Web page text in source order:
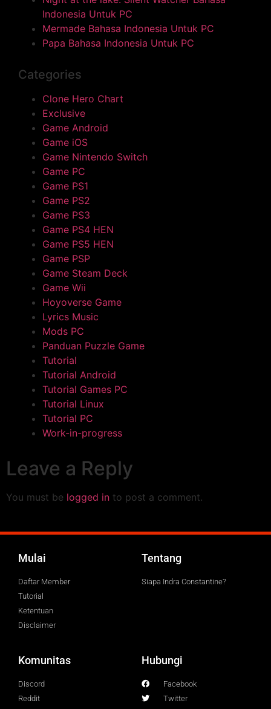
Indonesia Untuk PC
Mermade Bahasa Indonesia Untuk PC
Papa Bahasa Indonesia Untuk PC
Categories
Clone Hero Chart
Exclusive
Game Android
Game iOS
Game Nintendo Switch
Game PC
Game PS1
Game PS2
Game PS3
Game PS4 HEN
Game PS5 HEN
Game PSP
Game Steam Deck
Game Wii
Hoyoverse Game
Lyrics Music
Mods PC
Panduan Puzzle Game
Tutorial
Tutorial Android
Tutorial Games PC
Tutorial Linux
Tutorial PC
Work-in-progress
Leave a Reply
You must be logged in to post a comment.
Mulai
Daftar Member
Tutorial
Ketentuan
Disclaimer
Tentang
Siapa Indra Constantine?
Komunitas
Discord
Reddit
Hubungi
Facebook
Twitter